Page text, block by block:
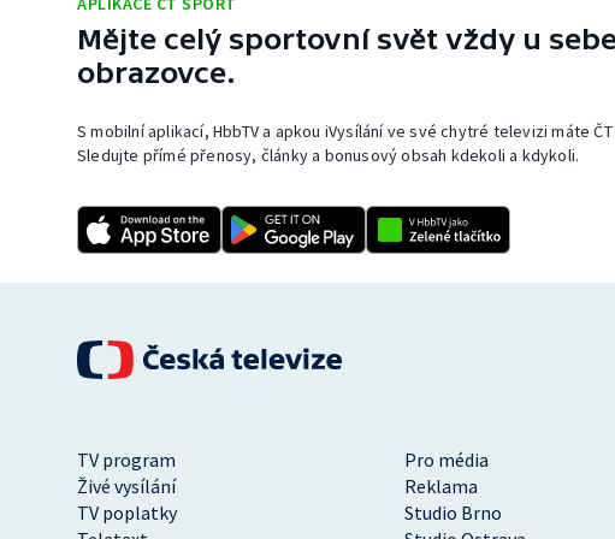
Mějte celý sportovní svět vždy u
obrazovce.
S mobilní aplikací, HbbTV a apkou iVysílání ve své chytré televizi máte
Sledujte přímé přenosy, články a bonusový obsah kdekoli a kdykoli.
TV program
Pro média
Živé vysílání
Reklama
TV poplatky
Studio Brno